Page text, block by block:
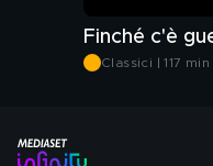
Classici | 117 min